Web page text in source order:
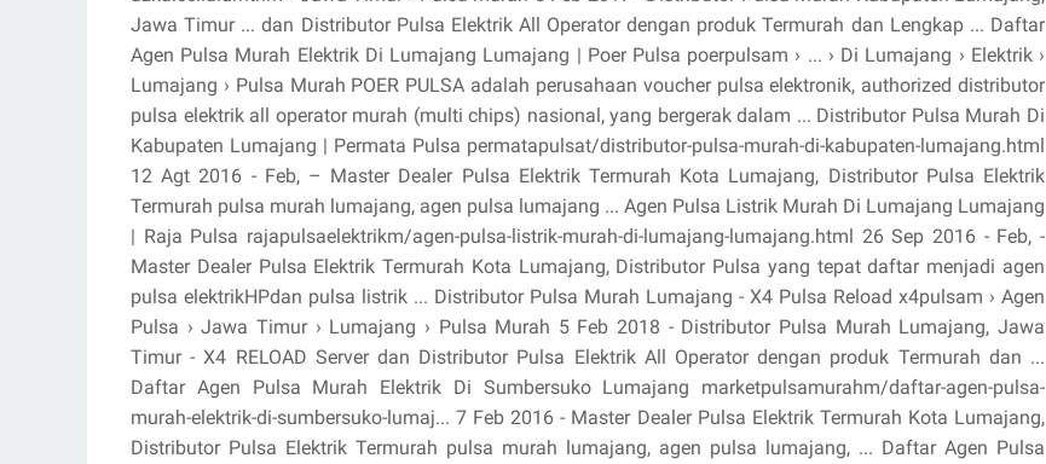
Jawa Timur ... dan Distributor Pulsa Elektrik All Operator dengan produk Termurah dan Lengkap ... Daftar
Agen Pulsa Murah Elektrik Di Lumajang Lumajang | Poer Pulsa poerpulsam › ... › Di Lumajang › Elektrik ›
Lumajang › Pulsa Murah POER PULSA adalah perusahaan voucher pulsa elektronik, authorized distributor
pulsa elektrik all operator murah (multi chips) nasional, yang bergerak dalam ... Distributor Pulsa Murah Di
Kabupaten Lumajang | Permata Pulsa permatapulsat/distributor-pulsa-murah-di-kabupaten-lumajang.html
12 Agt 2016 - Feb, – Master Dealer Pulsa Elektrik Termurah Kota Lumajang, Distributor Pulsa Elektrik
Termurah pulsa murah lumajang, agen pulsa lumajang ... Agen Pulsa Listrik Murah Di Lumajang Lumajang
| Raja Pulsa rajapulsaelektrikm/agen-pulsa-listrik-murah-di-lumajang-lumajang.html 26 Sep 2016 - Feb, -
Master Dealer Pulsa Elektrik Termurah Kota Lumajang, Distributor Pulsa yang tepat daftar menjadi agen
pulsa elektrikHPdan pulsa listrik ... Distributor Pulsa Murah Lumajang - X4 Pulsa Reload x4pulsam › Agen
Pulsa › Jawa Timur › Lumajang › Pulsa Murah 5 Feb 2018 - Distributor Pulsa Murah Lumajang, Jawa
Timur - X4 RELOAD Server dan Distributor Pulsa Elektrik All Operator dengan produk Termurah dan ...
Daftar Agen Pulsa Murah Elektrik Di Sumbersuko Lumajang marketpulsamurahm/daftar-agen-pulsa-
murah-elektrik-di-sumbersuko-lumaj... 7 Feb 2016 - Master Dealer Pulsa Elektrik Termurah Kota Lumajang,
Distributor Pulsa Elektrik Termurah pulsa murah lumajang, agen pulsa lumajang, ... Daftar Agen Pulsa